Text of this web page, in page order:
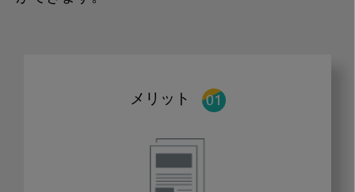
メリット